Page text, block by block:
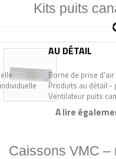
Kits puits
AU DÉTAIL
Borne de prise d'air
Produits au détail -
Ventilateur puits
A lire
Caissons VMC